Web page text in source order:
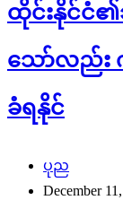
ထိုင်းနိုင်ငံ၏
သော်လည်း
ခံရနိုင်
ပုည
December